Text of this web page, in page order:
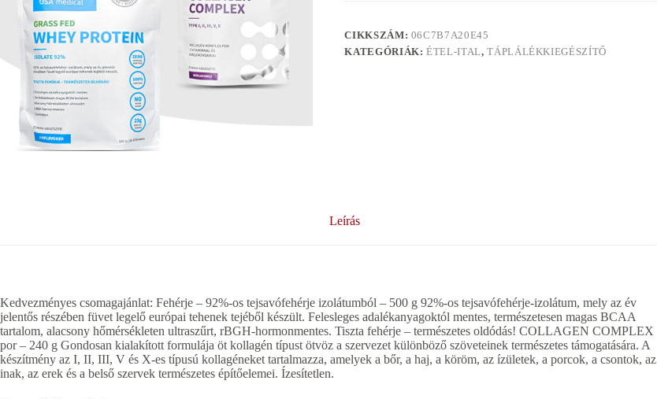
CIKKSZÁM: 06C7B7A20E45
KATEGÓRIÁK:ÉTEL-ITAL,TÁPLÁLÉKKIEGÉSZÍTŐ
Leírás
Kedvezményes csomagajánlat: Fehérje – 92%-os tejsavófehérje izolátumból – 500 g 92%-os tejsavófehérje-izolátum, mely az év
jelentős részében füvet legelő európai tehenek tejéből készült. Felesleges adalékanyagoktól mentes, természetesen magas BCAA
tartalom, alacsony hőmérsékleten ultraszűrt, rBGH-hormonmentes. Tiszta fehérje – természetes oldódás! COLLAGEN COMPLEX
por – 240 g Gondosan kialakított formulája öt kollagén típust ötvöz a szervezet különböző szöveteinek természetes támogatására. A
készítmény az I, II, III, V és X-es típusú kollagéneket tartalmazza, amelyek a bőr, a haj, a köröm, az ízületek, a porcok, a csontok, az
inak, az erek és a belső szervek természetes építőelemei. Ízesítetlen.